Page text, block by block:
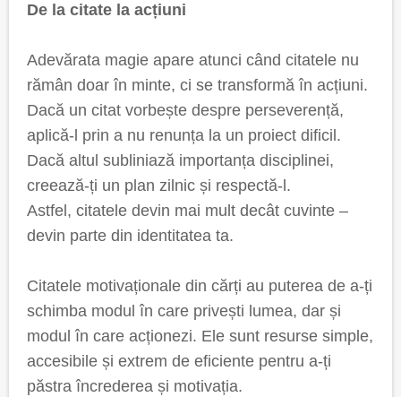
De la citate la acțiuni
Adevărata magie apare atunci când citatele nu
rămân doar în minte, ci se transformă în acțiuni.
Dacă un citat vorbește despre perseverență,
aplică-l prin a nu renunța la un proiect dificil.
Dacă altul subliniază importanța disciplinei,
creează-ți un plan zilnic și respectă-l.
Astfel, citatele devin mai mult decât cuvinte –
devin parte din identitatea ta.
Citatele motivaționale din cărți au puterea de a-ți
schimba modul în care privești lumea, dar și
modul în care acționezi. Ele sunt resurse simple,
accesibile și extrem de eficiente pentru a-ți
păstra încrederea și motivația.